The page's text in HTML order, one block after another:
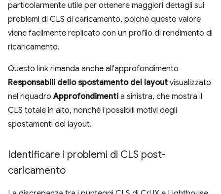
particolarmente utile per ottenere maggiori dettagli sui
problemi di CLS di caricamento, poiché questo valore
viene facilmente replicato con un profilo di rendimento di
ricaricamento.
Questo link rimanda anche all'approfondimento
Responsabili dello spostamento del layout visualizzato
nel riquadroApprofondimenti a sinistra, che mostra il
CLS totale in alto, nonché i possibili motivi degli
spostamenti del layout.
Identificare i problemi di CLS post-
caricamento